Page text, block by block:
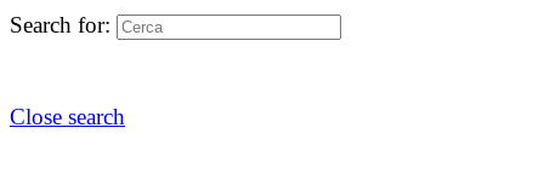
Search for:
Close search